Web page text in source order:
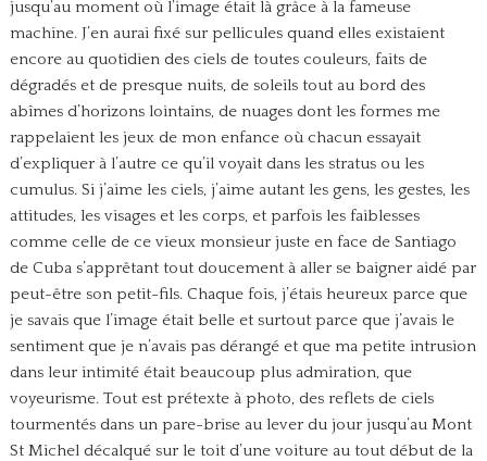
jusqu’au moment où l’image était là grâce à la fameuse
machine. J’en aurai fixé sur pellicules quand elles existaient
encore au quotidien des ciels de toutes couleurs, faits de
dégradés et de presque nuits, de soleils tout au bord des
abîmes d’horizons lointains, de nuages dont les formes me
rappelaient les jeux de mon enfance où chacun essayait
d’expliquer à l’autre ce qu’il voyait dans les stratus ou les
cumulus. Si j’aime les ciels, j’aime autant les gens, les gestes, les
attitudes, les visages et les corps, et parfois les faiblesses
comme celle de ce vieux monsieur juste en face de Santiago
de Cuba s’apprêtant tout doucement à aller se baigner aidé par
peut-être son petit-fils. Chaque fois, j’étais heureux parce que
je savais que l’image était belle et surtout parce que j’avais le
sentiment que je n’avais pas dérangé et que ma petite intrusion
dans leur intimité était beaucoup plus admiration, que
voyeurisme. Tout est prétexte à photo, des reflets de ciels
tourmentés dans un pare-brise au lever du jour jusqu’au Mont
St Michel décalqué sur le toit d’une voiture au tout début de la